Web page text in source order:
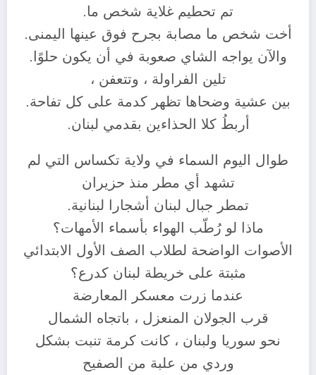
تم تحطيم غلاية شخص ما.
أخت شخص ما مصابة بجرح فوق عينها اليمنى.
والآن يواجه الشاي صعوبة في أن يكون حلوًا.
تلين الفراولة ، وتتعفن ،
بين عشية وضحاها تظهر كدمة على كل تفاحة.
أربطُ كلا الحذاءين بقدمي لبنان.
طوال اليوم السماء في ولاية تكساس التي لم
تشهد أي مطر منذ حزيران
تمطر جبال لبنان أشجارا لبنانية.
ماذا لو رُطّب الهواء بأسماء الأمهات؟
الأصوات الواضحة لطلاب الصف الأول الابتدائي
مثبتة على خريطة لبنان كدرع؟
عندما زرت معسكر المعارضة
قرب الجولان المنعزل ، باتجاه الشمال
نحو سوريا ولبنان ، كانت كرمة تنبت بشكل
وردي من علبة من الصفيح